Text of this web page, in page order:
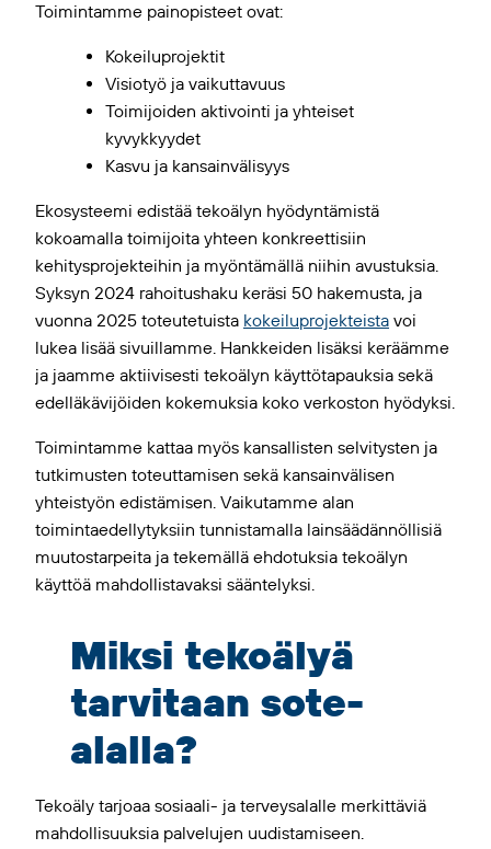
Toimintamme painopisteet ovat:
Kokeiluprojektit
Visiotyö ja vaikuttavuus
Toimijoiden aktivointi ja yhteiset
kyvykkyydet
Kasvu ja kansainvälisyys
Ekosysteemi edistää tekoälyn hyödyntämistä
kokoamalla toimijoita yhteen konkreettisiin
kehitysprojekteihin ja myöntämällä niihin avustuksia.
Syksyn 2024 rahoitushaku keräsi 50 hakemusta, ja
vuonna 2025 toteutetuista kokeiluprojekteista voi
lukea lisää sivuillamme. Hankkeiden lisäksi keräämme
ja jaamme aktiivisesti tekoälyn käyttötapauksia sekä
edelläkävijöiden kokemuksia koko verkoston hyödyksi.
Toimintamme kattaa myös kansallisten selvitysten ja
tutkimusten toteuttamisen sekä kansainvälisen
yhteistyön edistämisen. Vaikutamme alan
toimintaedellytyksiin tunnistamalla lainsäädännöllisiä
muutostarpeita ja tekemällä ehdotuksia tekoälyn
käyttöä mahdollistavaksi sääntelyksi.
Miksi tekoälyä
tarvitaan sote-
alalla?
Tekoäly tarjoaa sosiaali- ja terveysalalle merkittäviä
mahdollisuuksia palvelujen uudistamiseen.